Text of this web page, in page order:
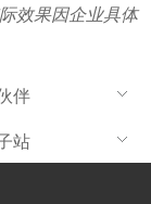
效果因企业具体
伴
站